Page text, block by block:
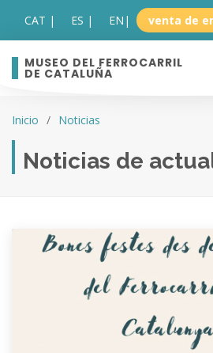
CAT | ES | EN | venta de
MUSEO DEL FERROCARRIL
DE CATALUÑA
Inicio Noticias
Noticias de